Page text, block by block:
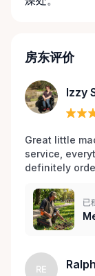
房东评价
Izzy
Great little
service,
definitely
已
RE